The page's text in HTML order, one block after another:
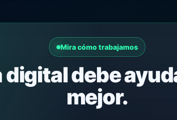
Mira cómo trabajamos
digital debe
mejor.